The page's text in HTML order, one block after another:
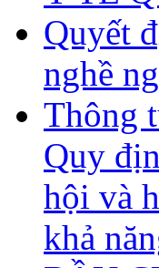
Quyết
nghề
Thông
Quy
hội và
khả